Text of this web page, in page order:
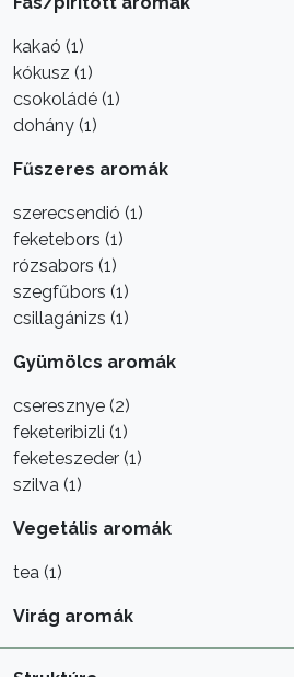
kakaó (1)
kókusz (1)
csokoládé (1)
dohány (1)
Fűszeres aromák
szerecsendió (1)
feketebors (1)
rózsabors (1)
szegfűbors (1)
csillagánizs (1)
Gyümölcs aromák
cseresznye (2)
feketeribizli (1)
feketeszeder (1)
szilva (1)
Vegetális aromák
tea (1)
Virág aromák